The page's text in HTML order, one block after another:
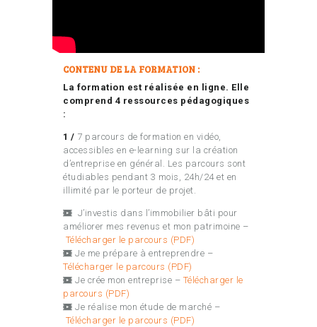
CONTENU DE LA FORMATION :
La formation est réalisée en ligne. Elle
comprend 4 ressources pédagogiques
:
1 / 7 parcours de formation en vidéo,
accessibles en e-learning sur la création
d’entreprise en général. Les parcours sont
étudiables pendant 3 mois, 24h/24 et en
illimité par le porteur de projet.
J’investis dans l’immobilier bâti pour
améliorer mes revenus et mon patrimoine –
Télécharger le parcours (PDF)
Je me prépare à entreprendre –
Télécharger le parcours (PDF)
Je crée mon entreprise – Télécharger le
parcours (PDF)
Je réalise mon étude de marché –
Télécharger le parcours (PDF)